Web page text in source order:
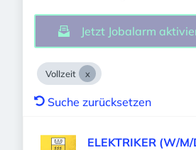
Jetzt Jobalarm
Vollzeit
Suche zurücksetzen
ELEKTRIKER (W/M/